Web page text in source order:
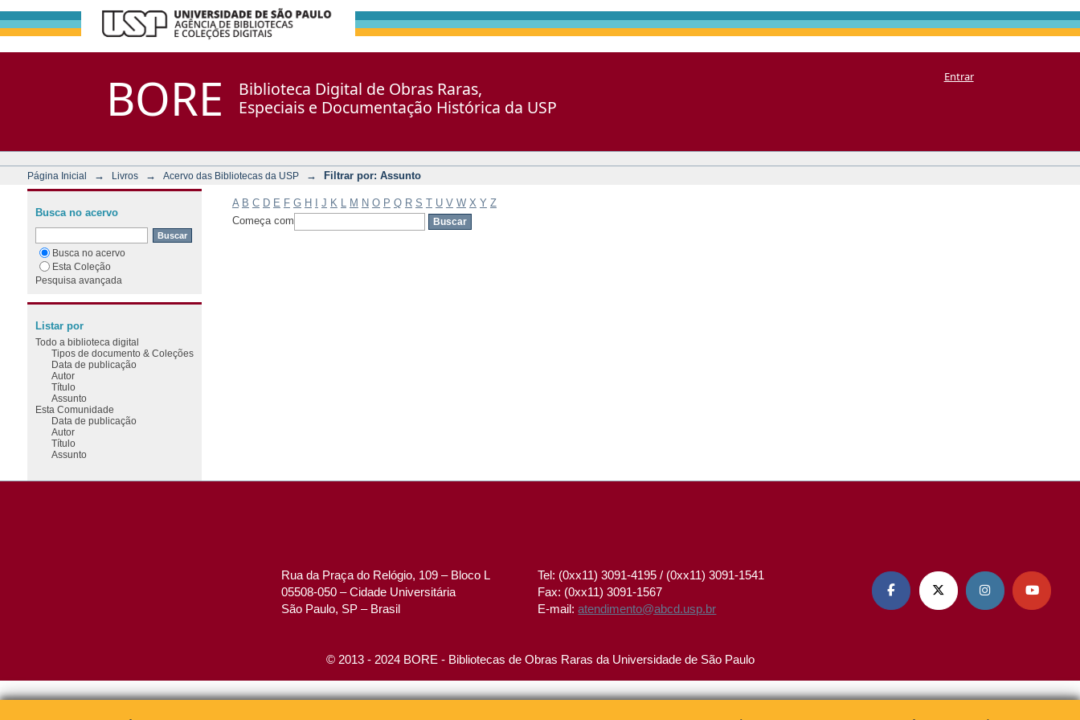
BORE
Biblioteca Digital de Obras Raras,
Especiais e Documentação Histórica da USP
Entrar
Página Inicial → Livros → Acervo das Bibliotecas da USP → Filtrar por: Assunto
A B C D E F G H J K M N O P Q R S T U V W X Y Z
Começa com
Busca no acervo
Busca no acervo
Esta Coleção
Pesquisa avançada
Listar por
Todo a biblioteca digital
Tipos de documento & Coleções
Data de publicação
Autor
Título
Assunto
Esta Comunidade
Data de publicação
Autor
Título
Assunto
Rua da Praça do Relógio, 109 – Bloco L
05508-050 – Cidade Universitária
São Paulo, SP – Brasil
Tel: (0xx11) 3091-4195 / (0xx11) 3091-1541
Fax: (0xx11) 3091-1567
E-mail:atendimento@abcd.usp.br
   
© 2013 - 2024 BORE - Bibliotecas de Obras Raras da Universidade de São Paulo